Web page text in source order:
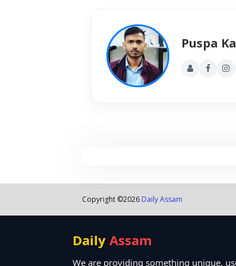
Puspa
Copyright ©2026 Daily Assam
Daily Assam
We are providing something unique,